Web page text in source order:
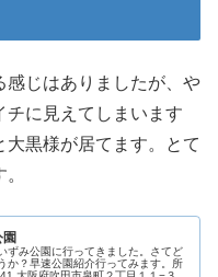
感じはありましたが、や
チに見えてしまいます
黒様が居てます。とて
ずみ公園に行ってきました。さてど
か？早速公園紹介行ってみます。所